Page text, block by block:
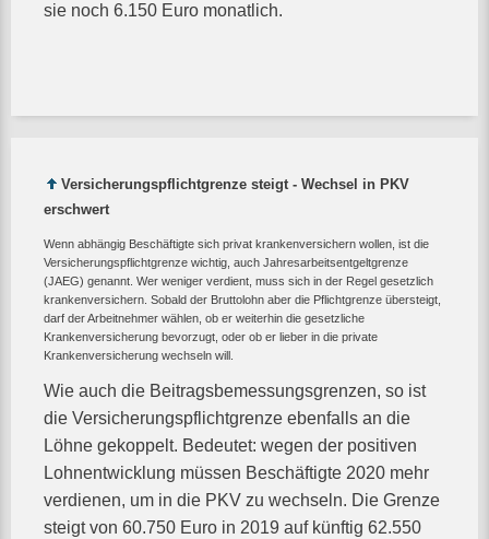
sie noch 6.150 Euro monatlich.
Versicherungspflichtgrenze steigt - Wechsel in PKV
erschwert
Wenn abhängig Beschäftigte sich privat krankenversichern wollen, ist die
Versicherungspflichtgrenze wichtig, auch Jahresarbeitsentgeltgrenze
(JAEG) genannt. Wer weniger verdient, muss sich in der Regel gesetzlich
krankenversichern. Sobald der Bruttolohn aber die Pflichtgrenze übersteigt,
darf der Arbeitnehmer wählen, ob er weiterhin die gesetzliche
Krankenversicherung bevorzugt, oder ob er lieber in die private
Krankenversicherung wechseln will.
Wie auch die Beitragsbemessungsgrenzen, so ist
die Versicherungspflichtgrenze ebenfalls an die
Löhne gekoppelt. Bedeutet: wegen der positiven
Lohnentwicklung müssen Beschäftigte 2020 mehr
verdienen, um in die PKV zu wechseln. Die Grenze
steigt von 60.750 Euro in 2019 auf künftig 62.550